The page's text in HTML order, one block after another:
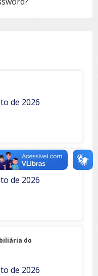
de 2026
de 2026
do
de 2026